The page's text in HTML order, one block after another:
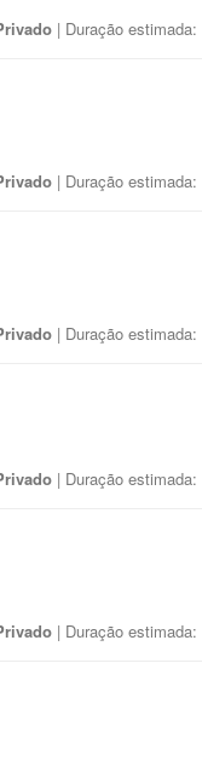
| Duração estimada:
| Duração estimada:
| Duração estimada:
| Duração estimada:
| Duração estimada: